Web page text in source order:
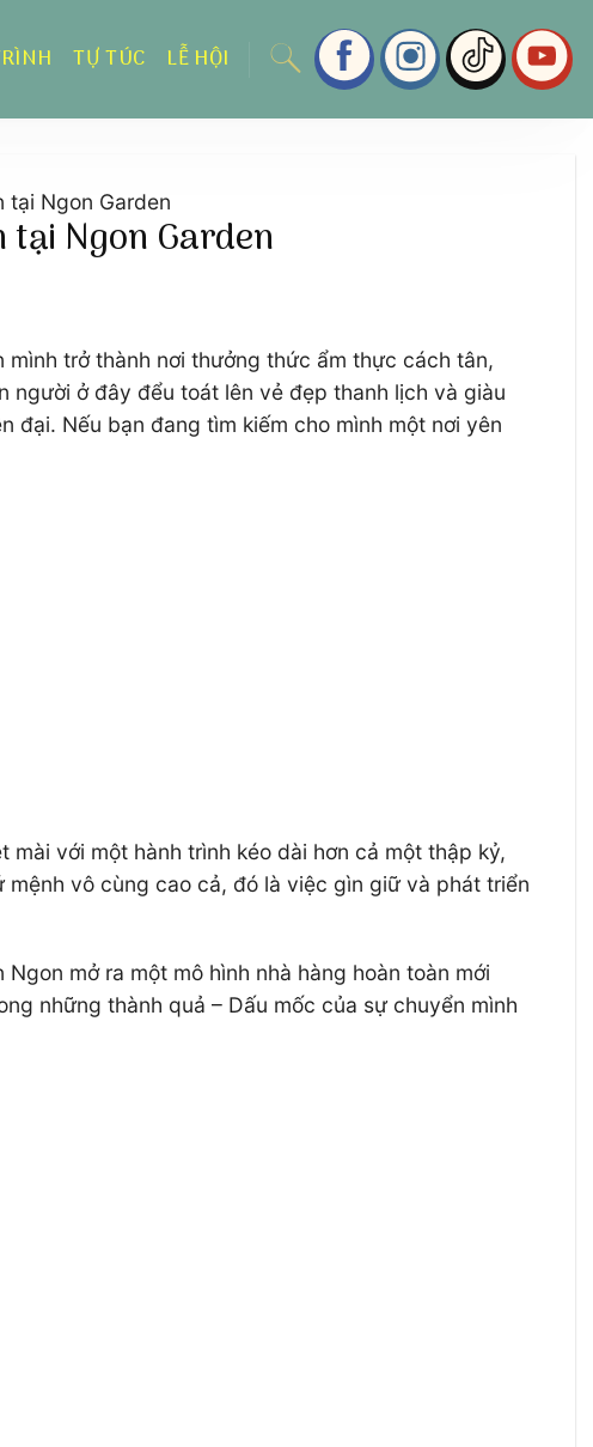
TỰ TÚC LỄ HỘI
tại Ngon Garden
Ngon Garden
trở thành nơi thưởng thức ẩm thực cách tân,
người ở đây đểu toát lên vẻ đẹp thanh lịch và giàu
Nếu bạn đang tìm kiếm cho mình một nơi yên
với một hành trình kéo dài hơn cả một thập kỷ,
vô cùng cao cả, đó là việc gìn giữ và phát triển
mở ra một mô hình nhà hàng hoàn toàn mới
những thành quả – Dấu mốc của sự chuyển mình